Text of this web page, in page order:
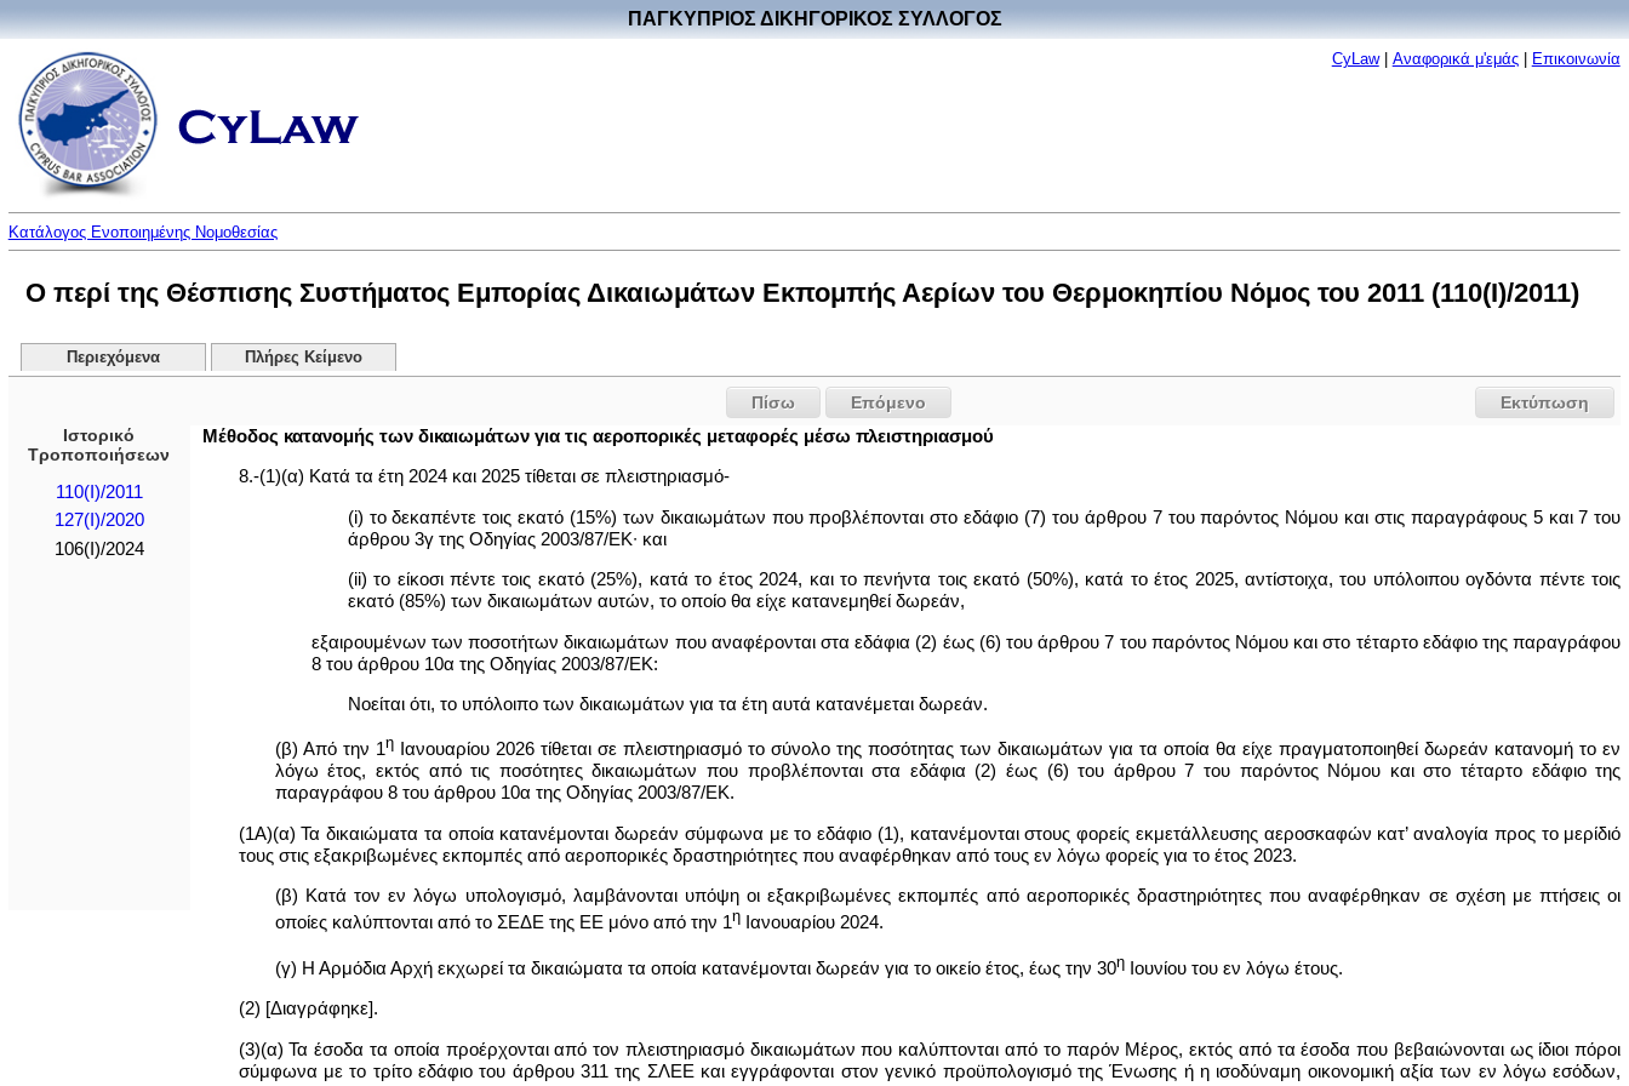
ΠΑΓΚΥΠΡΙΟΣ ΔΙΚΗΓΟΡΙΚΟΣ ΣΥΛΛΟΓΟΣ
CyLaw| Αναφορικά μ'εμάς| Επικοινωνία
Κατάλογος Ενοποιημένης Νομοθεσίας
Ο περί της Θέσπισης Συστήματος Εμπορίας Δικαιωμάτων Εκπομπής Αερίων του Θερμοκηπίου Νόμος του 2011 (110(I)/2011)
Περιεχόμενα Πλήρες Κείμενο
Εκτύπωση
Πίσω
Επόμενο
Ιστορικό
Τροποποιήσεων
110(I)/2011
127(I)/2020
106(I)/2024
Μέθοδος κατανομής των δικαιωμάτων για τις αεροπορικές μεταφορές μέσω πλειστηριασμού
8.-(1)(α) Κατά τα έτη 2024 και 2025 τίθεται σε πλειστηριασμό-
(i) το δεκαπέντε τοις εκατό (15%) των δικαιωμάτων που προβλέπονται στο εδάφιο (7) του άρθρου 7 του παρόντος Νόμου και στις παραγράφους 5 και 7 του
άρθρου 3γ της Οδηγίας 2003/87/ΕΚ∙ και
(ii) το είκοσι πέντε τοις εκατό (25%), κατά το έτος 2024, και το πενήντα τοις εκατό (50%), κατά το έτος 2025, αντίστοιχα, του υπόλοιπου ογδόντα πέντε τοις
εκατό (85%) των δικαιωμάτων αυτών, το οποίο θα είχε κατανεμηθεί δωρεάν,
εξαιρουμένων των ποσοτήτων δικαιωμάτων που αναφέρονται στα εδάφια (2) έως (6) του άρθρου 7 του παρόντος Νόμου και στο τέταρτο εδάφιο της παραγράφου
8 του άρθρου 10α της Οδηγίας 2003/87/ΕΚ:
Νοείται ότι, το υπόλοιπο των δικαιωμάτων για τα έτη αυτά κατανέμεται δωρεάν.
(β) Από την 1ηΙανουαρίου 2026 τίθεται σε πλειστηριασμό το σύνολο της ποσότητας των δικαιωμάτων για τα οποία θα είχε πραγματοποιηθεί δωρεάν κατανομή το εν
λόγω έτος, εκτός από τις ποσότητες δικαιωμάτων που προβλέπονται στα εδάφια (2) έως (6) του άρθρου 7 του παρόντος Νόμου και στο τέταρτο εδάφιο της
παραγράφου 8 του άρθρου 10α της Οδηγίας 2003/87/ΕΚ.
(1Α)(α) Τα δικαιώματα τα οποία κατανέμονται δωρεάν σύμφωνα με το εδάφιο (1), κατανέμονται στους φορείς εκμετάλλευσης αεροσκαφών κατ’ αναλογία προς το μερίδιό
τους στις εξακριβωμένες εκπομπές από αεροπορικές δραστηριότητες που αναφέρθηκαν από τους εν λόγω φορείς για το έτος 2023.
(β) Κατά τον εν λόγω υπολογισμό, λαμβάνονται υπόψη οι εξακριβωμένες εκπομπές από αεροπορικές δραστηριότητες που αναφέρθηκαν σε σχέση με πτήσεις οι
οποίες καλύπτονται από το ΣΕΔΕ της ΕΕ μόνο από την 1ηΙανουαρίου 2024.
(γ) Η Αρμόδια Αρχή εκχωρεί τα δικαιώματα τα οποία κατανέμονται δωρεάν για το οικείο έτος, έως την 30ηΙουνίου του εν λόγω έτους.
(2) [Διαγράφηκε].
(3)(α) Τα έσοδα τα οποία προέρχονται από τον πλειστηριασμό δικαιωμάτων που καλύπτονται από το παρόν Μέρος, εκτός από τα έσοδα που βεβαιώνονται ως ίδιοι πόροι
σύμφωνα με το τρίτο εδάφιο του άρθρου 311 της ΣΛΕΕ και εγγράφονται στον γενικό προϋπολογισμό της Ένωσης ή η ισοδύναμη οικονομική αξία των εν λόγω εσόδων,